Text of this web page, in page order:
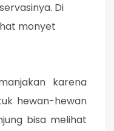
Di
monyet
karena
hewan-hewan
bisa melihat